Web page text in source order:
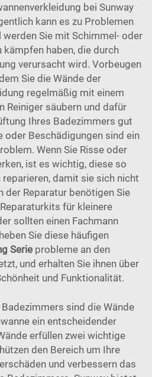
bei Sunway
kann es zu Problemen
werden Sie mit Schimmel- oder
kämpfen haben, die durch
verursacht wird. Vorbeugen
Sie die Wände der
regelmäßig mit einem
Reiniger säubern und dafür
Ihres Badezimmers gut
oder Beschädigungen sind ein
Wenn Sie Risse oder
ist es wichtig, diese so
damit sie sich nicht
der Reparatur benötigen Sie
für kleinere
sollten einen Fachmann
Sie diese häufigen
Serie probleme an den
und erhalten Sie ihnen über
und Funktionalität.
sind die Wände
ein entscheidender
erfüllen zwei wichtige
den Bereich um Ihre
und verbessern das